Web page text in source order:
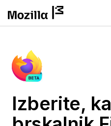
Izberite,